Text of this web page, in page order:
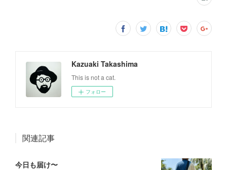
Kazuaki Takashima
This is not a cat.
フォロー
関連記事
今日も届け〜